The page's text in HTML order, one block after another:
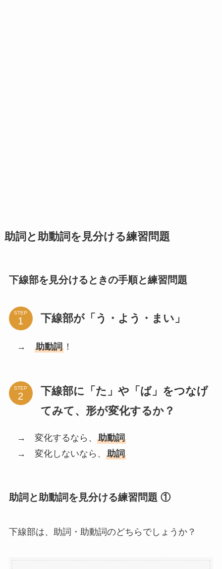
助詞と助動詞を見分ける練習問題
下線部を見分けるときの手順と練習問題
STEP 下線部が「う・よう・まい」
→ 助動詞！
STEP
下線部に「た」や「ば」をつなげ
てみて、形が変化するか？
→ 変化するなら、 助動詞
→ 変化しないなら、 助詞
助詞と助動詞を見分ける練習問題 ①
下線部は、助詞・助動詞のどちらでしょうか？